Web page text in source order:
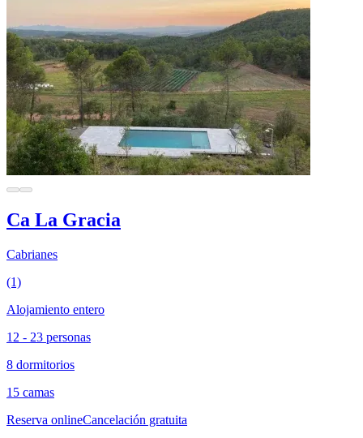
Ca La Gracia
Cabrianes
(1)
Alojamiento entero
12 - 23 personas
8 dormitorios
15 camas
Reserva onlineCancelación gratuita